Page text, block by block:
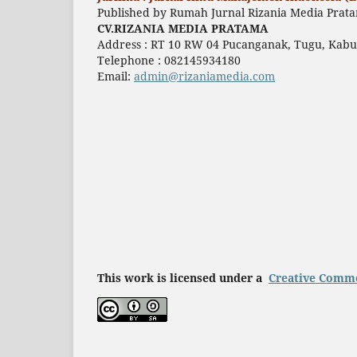
Published by Rumah Jurnal Rizania Media
CV.RIZANIA MEDIA PRATAMA
Address : RT 10 RW 04 Pucanganak, Tugu,
Telephone : 082145934180
Email: admin@rizaniamedia.com
This work is licensed under a Creative